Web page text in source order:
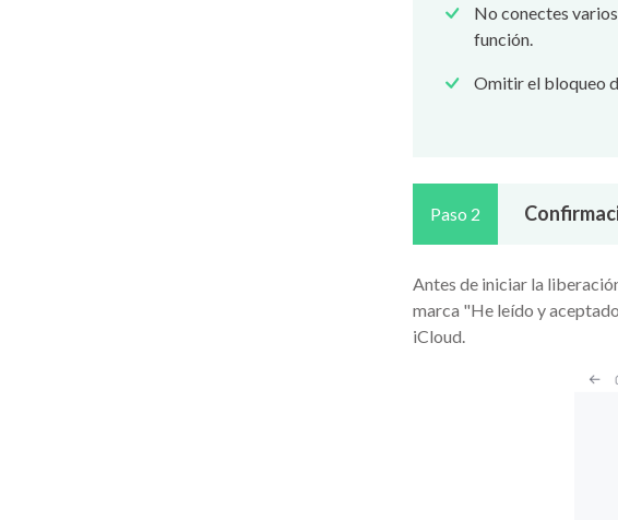
No conectes
función.
Omitir el bloqueo
Paso 2
Antes de iniciar la
marca "He leído y
iCloud.